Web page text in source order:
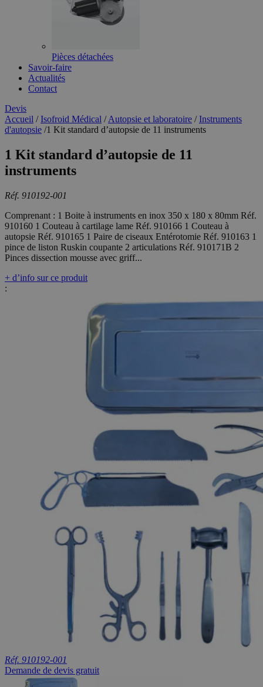
Pièces détachées
Savoir-faire
Actualités
Contact
Devis
Accueil /Isofroid Médical /Autopsie et laboratoire /Instruments
d'autopsie /1 Kit standard d’autopsie de 11 instruments
1 Kit standard d’autopsie de 11
instruments
Réf. 910192-001
Comprenant : 1 Boite à instruments en inox 350 x 180 x 80mm Réf.
910160 1 Couteau à cartilage lame Réf. 910166 1 Couteau à
autopsie Réf. 910165 1 Paire de ciseaux Entérotomie Réf. 910163 1
pince de liston Ruskin coupante 2 articulations Réf. 910171B 2
Pinces dissection mousse avec griff...
+ d’info sur ce produit
:
Réf. 910192-001
Demande de devis gratuit